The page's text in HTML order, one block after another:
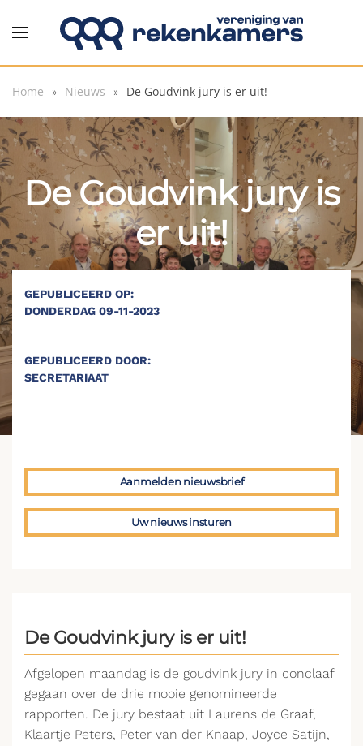
Overslaan en naar de inhoud gaan
Home Nieuws De Goudvink jury is er uit!
De Goudvink jury is
er uit!
GEPUBLICEERD OP:
DONDERDAG 09-11-2023
GEPUBLICEERD DOOR:
SECRETARIAAT
Aanmelden nieuwsbrief
Uw nieuws insturen
De Goudvink jury is er uit!
Afgelopen maandag is de goudvink jury in conclaaf
gegaan over de drie mooie genomineerde
rapporten. De jury bestaat uit Laurens de Graaf,
Klaartje Peters, Peter van der Knaap, Joyce Satijn,